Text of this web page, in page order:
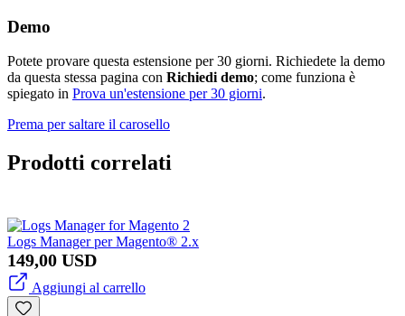
Demo
Potete provare questa estensione per 30 giorni. Richiedete la demo
da questa stessa pagina con Richiedi demo; come funziona è
spiegato in Prova un'estensione per 30 giorni.
Prema per saltare il carosello
Prodotti correlati
Logs Manager per Magento® 2.x
149,00 USD
Aggiungi al carrello